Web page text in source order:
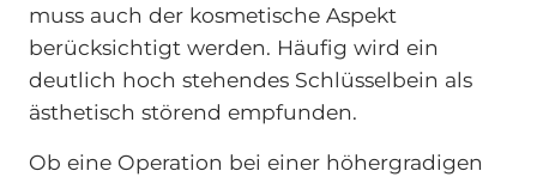
muss auch der kosmetische Aspekt
berücksichtigt werden. Häufig wird ein
deutlich hoch stehendes Schlüsselbein als
ästhetisch störend empfunden.
Ob eine Operation bei einer höhergradigen